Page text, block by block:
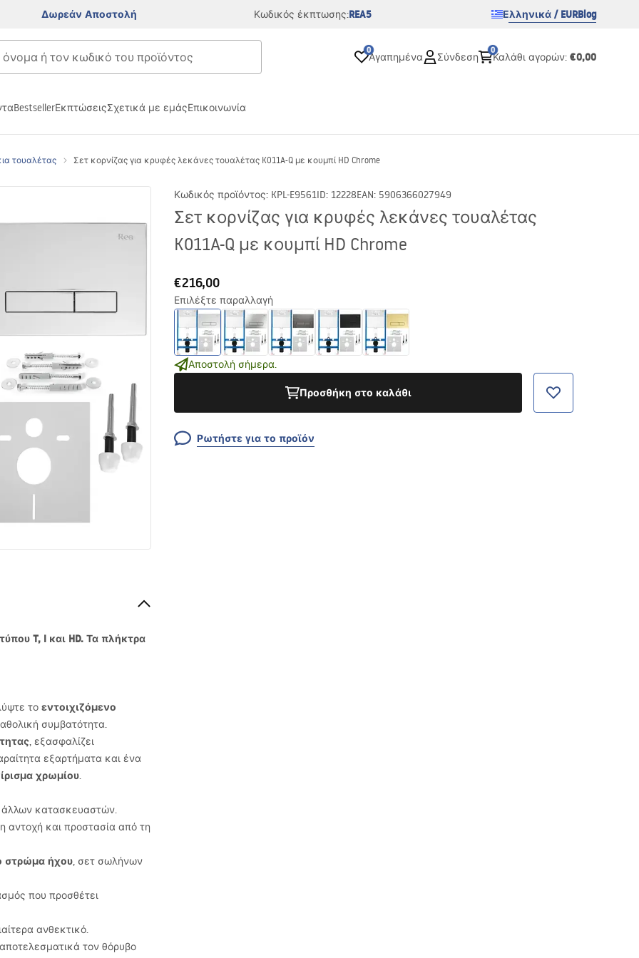
Δωρεάν Αποστολή Κωδικός έκπτωσης:REA5 Ελληνικά / EURBlog
0
Αγαπημένα Σύνδεση
0
Καλάθι αγορών: €0,00
BestsellerΕκπτώσειςΣχετικά με εμάςΕπικοινωνία
τουαλέτας Σετ κορνίζας για κρυφές λεκάνες τουαλέτας K011A-Q με κουμπί HD Chrome
Κωδικός προϊόντος: KPL-E9561ID: 12228EAN: 5906366027949
Σετ κορνίζας για κρυφές λεκάνες τουαλέτας
K011A-Q με κουμπί HD Chrome
€216,00
Επιλέξτε παραλλαγή
Αποστολή σήμερα.
Προσθήκη στο καλάθι
Ρωτήστε για το προϊόν
T, I και HD. Τα πλήκτρα
το εντοιχιζόμενο
συμβατότητα.
, εξασφαλίζει
εξαρτήματα και ένα
χρωμίου.
άλλων κατασκευαστών.
αντοχή και προστασία από τη
στρώμα ήχου, σετ σωλήνων
που προσθέτει
ανθεκτικό.
τον θόρυβο